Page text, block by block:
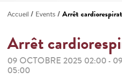
Accueil / Events /Arrêt
Arrêt
09 OCTOBRE 2025 02:00 -
05:00